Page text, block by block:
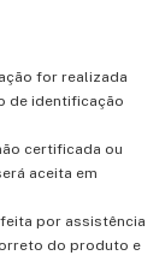
for realizada
de identificação
certificada ou
aceita em
por assistência
do produto e